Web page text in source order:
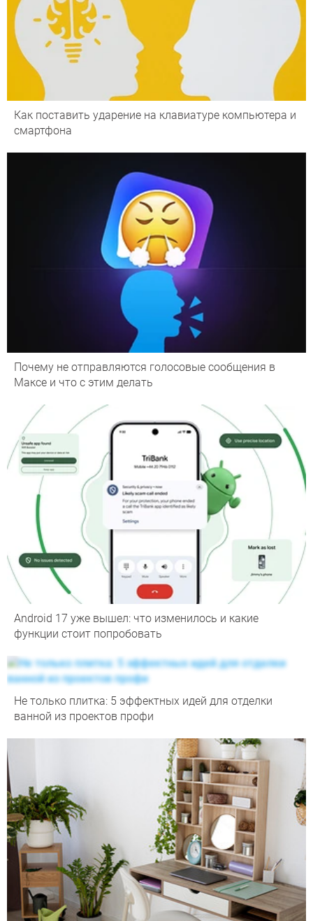
Как поставить ударение на клавиатуре компьютера и
смартфона
Почему не отправляются голосовые сообщения в
Максе и что с этим делать
Android 17 уже вышел: что изменилось и какие
функции стоит попробовать
Не только плитка: 5 эффектных идей для отделки
ванной из проектов профи